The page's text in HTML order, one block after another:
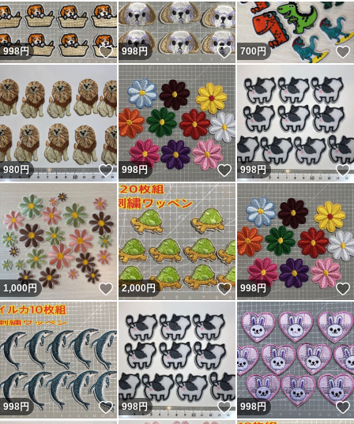
998円 いいね！
998円 いいね！
700円
980円 いいね！
998円 いいね！
998円
1,000円 いいね！
2,000円 いいね！
998円
998円 いいね！
998円 いいね！
998円